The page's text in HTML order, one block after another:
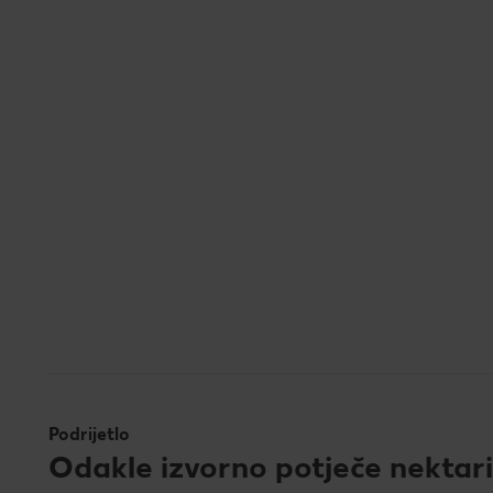
Podrijetlo
Odakle izvorno potječe